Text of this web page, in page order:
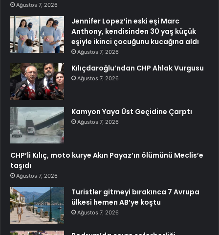
Ağustos 7, 2026
Jennifer Lopez’in eski eşi Marc
Anthony, kendisinden 30 yaş küçük
eşiyle ikinci çocuğunu kucağına aldı
Ağustos 7, 2026
Kılıçdaroğlu’ndan CHP Ahlak Vurgusu
Ağustos 7, 2026
Kamyon Yaya Üst Geçidine Çarptı
Ağustos 7, 2026
CHP’li Kılıç, moto kurye Akın Payaz’ın ölümünü Meclis’e
taşıdı
Ağustos 7, 2026
Turistler gitmeyi bırakınca 7 Avrupa
ülkesi hemen AB’ye koştu
Ağustos 7, 2026